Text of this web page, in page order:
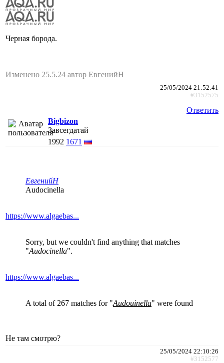
Черная борода.
Изменено 25.5.24 автор ЕвгенийН
25/05/2024 21:52:41
#3152575
Ответить
Bigbizon
Завсегдатай
1992 1671
ЕвгенийН
Audocinella
https://www.algaebas...
Sorry, but we couldn't find anything that matches
"Audocinella".
https://www.algaebas...
A total of 267 matches for "Audouinella" were found
Не там смотрю?
25/05/2024 22:10:26
#3152577